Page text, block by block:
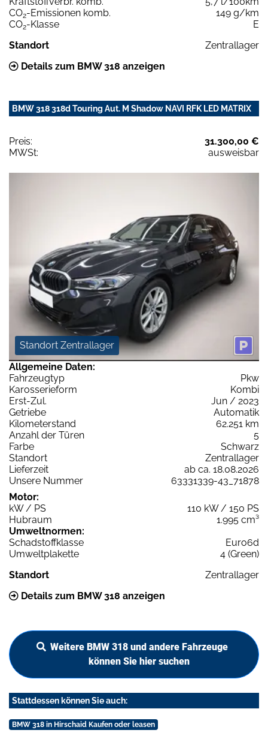
CO2-Emissionen komb.
149 g/km
CO2-Klasse
E
Standort
Zentrallager
Details zum BMW 318 anzeigen
BMW 318 318d Touring Aut. M Shadow NAVI RFK LED MATRIX
Preis:
31.300,00 €
MWSt:
ausweisbar
Standort Zentrallager
Allgemeine Daten:
Fahrzeugtyp
Pkw
Karosserieform
Kombi
Erst-Zul.
Jun / 2023
Getriebe
Automatik
Kilometerstand
62.251 km
Anzahl der Türen
5
Farbe
Schwarz
Standort
Zentrallager
Lieferzeit
ab ca. 18.08.2026
Unsere Nummer
63331339-43_71878
Motor:
kW / PS
110 kW / 150 PS
Hubraum
1.995 cm³
Umweltnormen:
Schadstoffklasse
Euro6d
Umweltplakette
4 (Green)
Standort
Zentrallager
Details zum BMW 318 anzeigen
Weitere BMW 318 und andere Fahrzeuge
können Sie hier suchen
Stattdessen können Sie auch:
BMW 318 in Hirschaid Kaufen oder leasen